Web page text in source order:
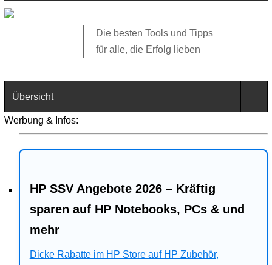
Die besten Tools und Tipps
für alle, die Erfolg lieben
Übersicht
Technik
Web
Business
Angebote
Werbung & Infos:
HP SSV Angebote 2026 – Kräftig
sparen auf HP Notebooks, PCs & und
mehr
Dicke Rabatte im HP Store auf HP Zubehör,